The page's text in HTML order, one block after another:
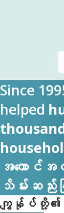
Since
helped
အကောင်
သိမ်းဆည်း
ကျွန်ုပ်တို့၏